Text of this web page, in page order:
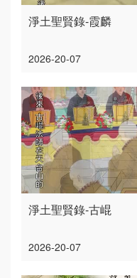
淨土聖賢錄-霞麟
2026-20-07
淨土聖賢錄-古崐
2026-20-07